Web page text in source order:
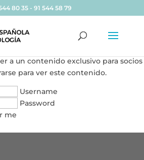
80 35 - 91 544 58 79
a un contenido exclusivo para socios
para ver este contenido.
Username
Password
me